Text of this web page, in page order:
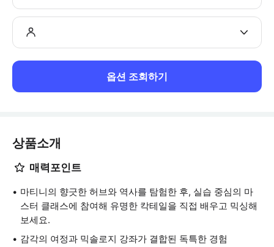
옵션 조회하기
상품소개
매력포인트
마티니의 향긋한 허브와 역사를 탐험한 후, 실습 중심의 마
스터 클래스에 참여해 유명한 칵테일을 직접 배우고 믹싱해
보세요.
감각의 여정과 믹솔로지 강좌가 결합된 독특한 경험